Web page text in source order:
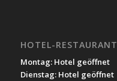
HOTEL-RESTAURANT
Montag: Hotel geöffnet
Dienstag: Hotel geöffnet